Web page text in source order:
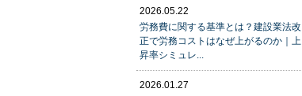
2026.05.22
労務費に関する基準とは？建設業法改
正で労務コストはなぜ上がるのか｜上
昇率シミュレ...
2026.01.27